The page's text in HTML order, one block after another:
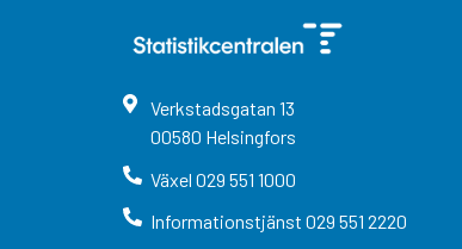
Verkstadsgatan 13
00580 Helsingfors
Växel 029 551 1000
Informationstjänst 029 551 2220